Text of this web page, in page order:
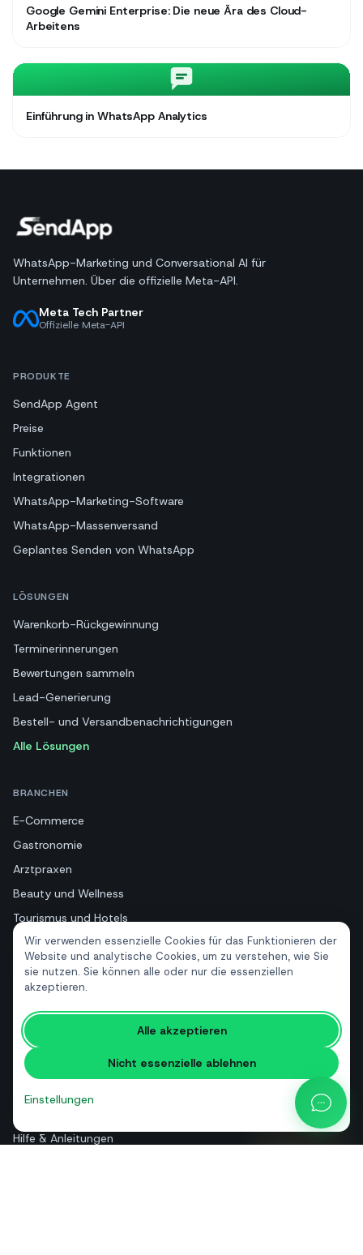
Wir verwenden essenzielle Cookies für das Funktionieren der
Website und analytische Cookies, um zu verstehen, wie Sie
sie nutzen. Sie können alle oder nur die essenziellen
akzeptieren.
Alle akzeptieren
Nicht essenzielle ablehnen
Einstellungen
Google Gemini Enterprise: Die neue Ära des Cloud-
Arbeitens
Einführung in WhatsApp Analytics
WhatsApp-Marketing und Conversational AI für
Unternehmen. Über die offizielle Meta-API.
Meta Tech Partner
Offizielle Meta-API
PRODUKTE
SendApp Agent
Preise
Funktionen
Integrationen
WhatsApp-Marketing-Software
WhatsApp-Massenversand
Geplantes Senden von WhatsApp
LÖSUNGEN
Warenkorb-Rückgewinnung
Terminerinnerungen
Bewertungen sammeln
Lead-Generierung
Bestell- und Versandbenachrichtigungen
Alle Lösungen
BRANCHEN
E-Commerce
Gastronomie
Arztpraxen
Beauty und Wellness
Tourismus und Hotels
Immobilien
RESSOURCEN
Kostenlose Tools
Glossar
Vergleiche
Hilfe & Anleitungen